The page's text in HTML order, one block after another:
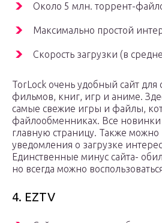
Около 5 млн. торрент-
Максимально простой
Скорость загрузки (в
TorLock очень удобный сайт для
фильмов, книг, игр и аниме.
самые свежие игры и файлы,
файлообменниках. Все новинки
главную страницу. Также можно
уведомления о загрузке
Единственные минус сайта-
но всегда можно
4. EZTV